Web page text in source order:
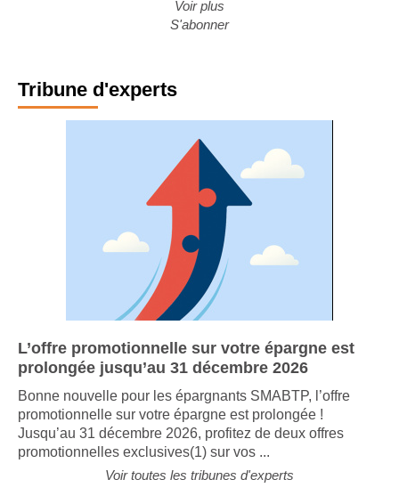
Voir plus
Tribune d'experts
L’offre promotionnelle sur votre épargne est
prolongée jusqu’au 31 décembre 2026
Bonne nouvelle pour les épargnants SMABTP, l’offre
promotionnelle sur votre épargne est prolongée !
Jusqu’au 31 décembre 2026, profitez de deux offres